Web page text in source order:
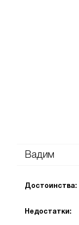
Вадим
Достоинства:
Недостатки: